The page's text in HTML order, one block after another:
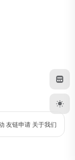
友链申请 关于我们